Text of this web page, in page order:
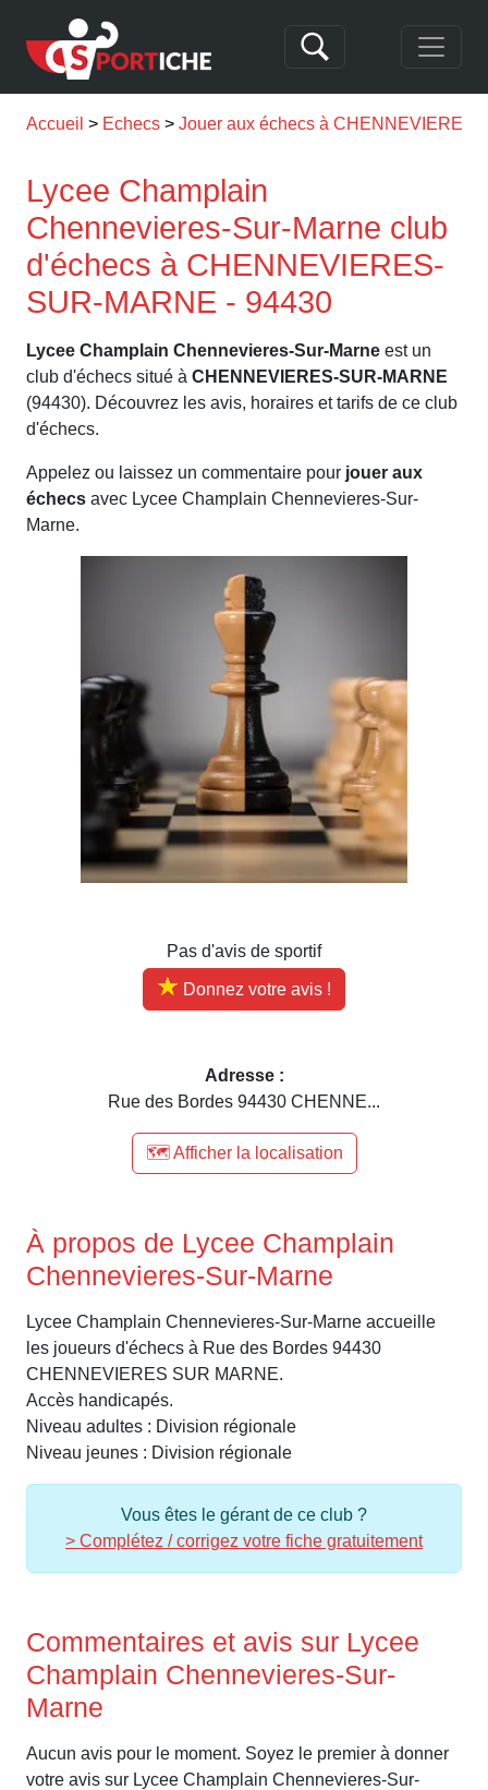
Accueil Echecs Jouer aux échecs à CHENNEVIERES-
Lycee Champlain
Chennevieres-Sur-Marne club
d'échecs à CHENNEVIERES-
SUR-MARNE - 94430
Lycee Champlain Chennevieres-Sur-Marne est un
club d'échecs situé à CHENNEVIERES-SUR-MARNE
(94430). Découvrez les avis, horaires et tarifs de ce club
d'échecs.
Appelez ou laissez un commentaire pour jouer aux
échecs avec Lycee Champlain Chennevieres-Sur-
Marne.
Pas d'avis de sportif
Donnez votre avis !
Adresse :
Rue des Bordes 94430 CHENNE...
🗺️ Afficher la localisation
À propos de Lycee Champlain
Chennevieres-Sur-Marne
Lycee Champlain Chennevieres-Sur-Marne accueille
les joueurs d'échecs à Rue des Bordes 94430
CHENNEVIERES SUR MARNE.
Accès handicapés.
Niveau adultes : Division régionale
Niveau jeunes : Division régionale
Vous êtes le gérant de ce club ?
> Complétez / corrigez votre fiche gratuitement
Commentaires et avis sur Lycee
Champlain Chennevieres-Sur-
Marne
Aucun avis pour le moment. Soyez le premier à donner
votre avis sur Lycee Champlain Chennevieres-Sur-